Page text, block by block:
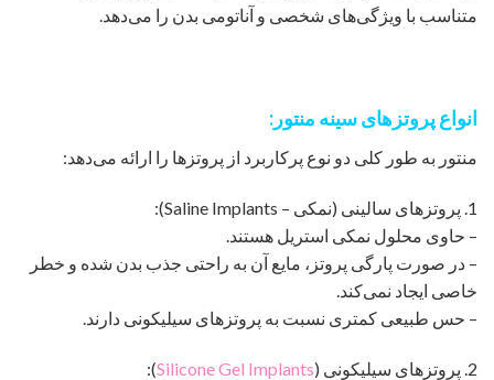
متناسب با ویژگی‌های شخصی و آناتومی بدن را می‌دهد.
انواع پروتزهای سینه منتور:
منتور به طور کلی دو نوع پرکاربرد از پروتزها را ارائه می‌دهد:
1. پروتزهای سالینی (نمکی – Saline Implants):
– حاوی محلول نمکی استریل هستند.
– در صورت پارگی پروتز، مایع آن به راحتی جذب بدن شده و خطر
خاصی ایجاد نمی‌کند.
– حس طبیعی کمتری نسبت به پروتزهای سیلیکونی دارند.
2. پروتزهای سیلیکونی ( Silicone Gel Implants
):